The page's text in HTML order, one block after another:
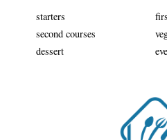
starters
second courses
dessert